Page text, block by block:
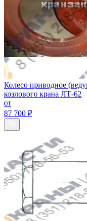
Колесо приводное
козлового крана ЛТ-62
от
87 700 ₽